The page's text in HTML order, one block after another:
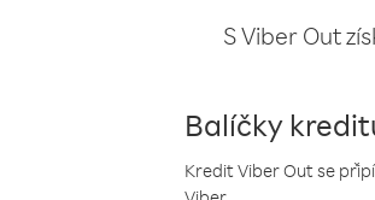
S Viber Out
Balíčky
Kredit Viber Out se